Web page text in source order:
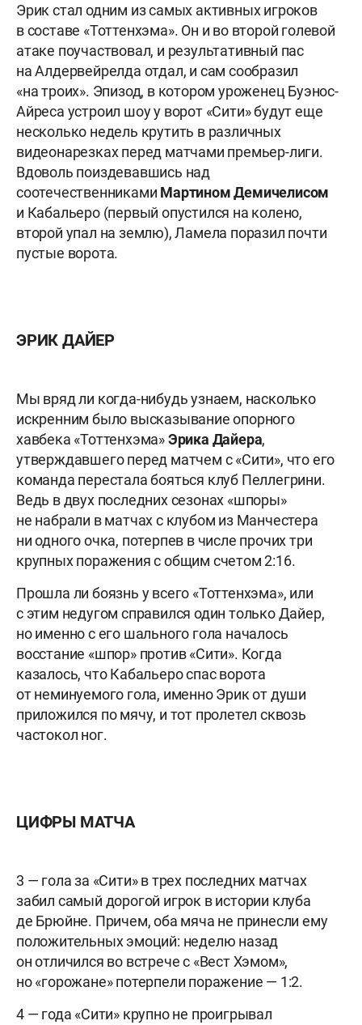
Эрик стал одним из самых активных игроков
в составе «Тоттенхэма». Он и во второй голевой
атаке поучаствовал, и результативный пас
на Алдервейрелда отдал, и сам сообразил
«на троих». Эпизод, в котором уроженец Буэнос-
Айреса устроил шоу у ворот «Сити» будут еще
несколько недель крутить в различных
видеонарезках перед матчами премьер-лиги.
Вдоволь поиздевавшись над
соотечественниками Мартином Демичелисом
и Кабальеро (первый опустился на колено,
второй упал на землю), Ламела поразил почти
пустые ворота.
ЭРИК ДАЙЕР
Мы вряд ли когда-нибудь узнаем, насколько
искренним было высказывание опорного
хавбека «Тоттенхэма»Эрика Дайера,
утверждавшего перед матчем с «Сити», что его
команда перестала бояться клуб Пеллегрини.
Ведь в двух последних сезонах «шпоры»
не набрали в матчах с клубом из Манчестера
ни одного очка, потерпев в числе прочих три
крупных поражения с общим счетом 2:16.
Прошла ли боязнь у всего «Тоттенхэма», или
с этим недугом справился один только Дайер,
но именно с его шального гола началось
восстание «шпор» против «Сити». Когда
казалось, что Кабальеро спас ворота
от неминуемого гола, именно Эрик от души
приложился по мячу, и тот пролетел сквозь
частокол ног.
ЦИФРЫ МАТЧА
3 — гола за «Сити» в трех последних матчах
забил самый дорогой игрок в истории клуба
де Брюйне. Причем, оба мяча не принесли ему
положительных эмоций: неделю назад
он отличился во встрече с «Вест Хэмом»,
но «горожане» потерпели поражение — 1:2.
4 — года «Сити» крупно не проигрывал